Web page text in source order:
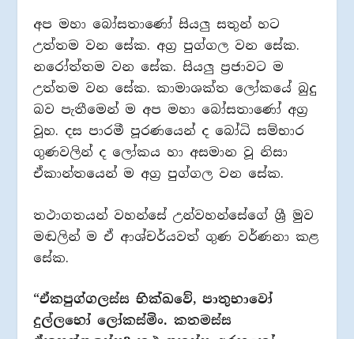
අප මහා බෝසතාණෝ සියලු සතුන් හට
උත්තම වන සේක. අග්‍ර පුග්ගල වන සේක.
නරෝත්තම වන සේක. සියලු ප්‍රජාවට ම
උත්තම වන සේක. කාමාශක්ත ලෝකයේ බුදු
බව පැතීමෙන් ම අප මහා බෝසතාණෝ අග්‍ර
වූහ. දස පාරමී පූරණයෙන් ද බෝධි සම්භාර
ගුණවලින් ද ලෝකය හා අසමාන වූ නිසා
ඒකාන්තයෙන් ම අග්‍ර පුග්ගල වන සේක.
තථාගතයන් වහන්සේ උන්වහන්සේගේ ශ්‍රී මුව
මඬලින් ම ඒ ආශ්චර්යවත් ගුණ වර්ණනා කළ
සේක.
“ඒකපුග්ගලස්ස භික්ඛවේ, පාතුභාවෝ
දුල්ලභෝ ලෝකස්මිං. කතමස්ස